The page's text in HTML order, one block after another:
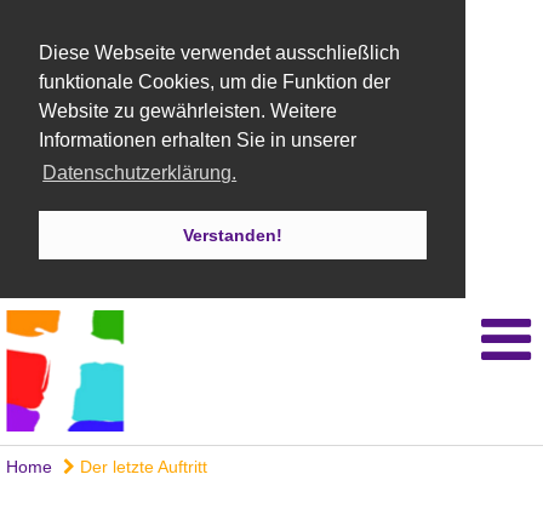
Diese Webseite verwendet ausschließlich
funktionale Cookies, um die Funktion der
Website zu gewährleisten. Weitere
Informationen erhalten Sie in unserer
Datenschutzerklärung.
Verstanden!
Home Der letzte Auftritt